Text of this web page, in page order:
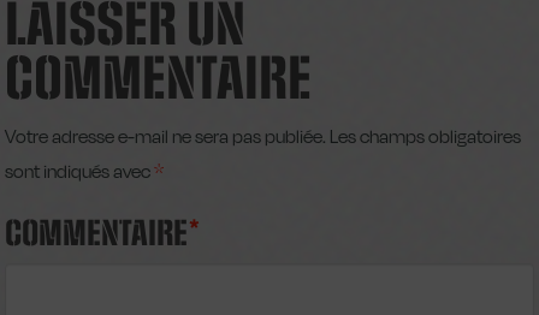
LAISSER UN
COMMENTAIRE
Votre adresse e-mail ne sera pas publiée. Les champs obligatoires
sont indiqués avec*
COMMENTAIRE*